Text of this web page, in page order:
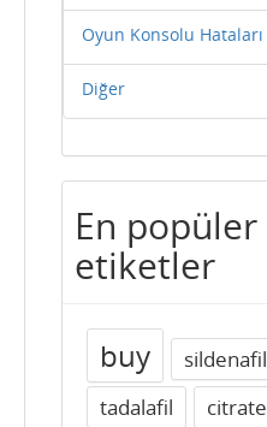
Oyun Konsolu Hataları
Diğer
En popüler
etiketler
buy
sildenafil
tadalafil
citrate